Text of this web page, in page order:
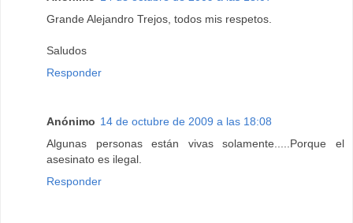
Grande Alejandro Trejos, todos mis respetos.
Saludos
Responder
Anónimo 14 de octubre de 2009 a las 18:08
Algunas personas están vivas solamente.....Porque el
asesinato es ilegal.
Responder